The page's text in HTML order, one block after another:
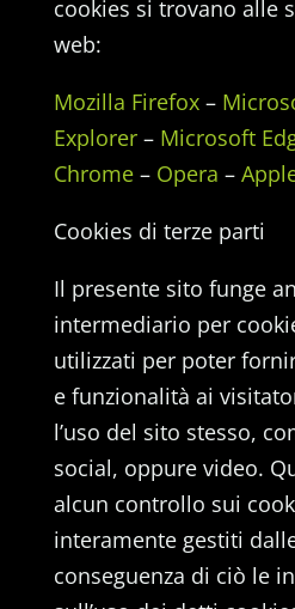
cookies si trovano alle
web:
Mozilla Firefox–
Explorer– Microsoft
Chrome– Opera –
Cookies di terze parti
Il presente sito funge
intermediario per
utilizzati per poter
e funzionalità ai
l’uso del sito stesso,
social, oppure video.
alcun controllo sui
interamente gestiti
conseguenza di ciò le